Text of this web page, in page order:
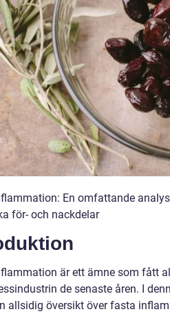
En omfattande
för- och nackdelar
är ett ämne som fått
de senaste åren. I
allsidig översikt över fasta